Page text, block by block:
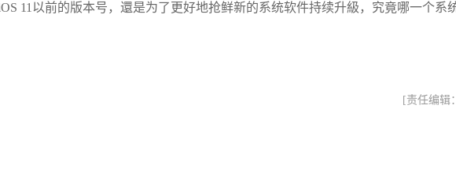
11以前的版本号，還是为了更好地抢鲜新的系统软件持续升級，究竟哪一个系
[责任编辑